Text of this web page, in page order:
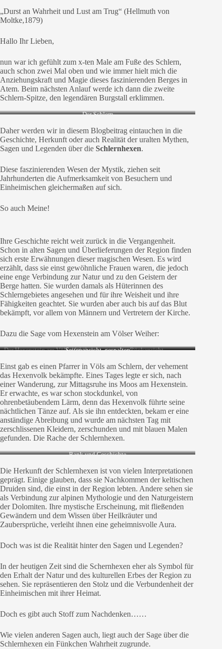
„Durst an Wahrheit und Lust am Trug“ (Hellmuth von
Moltke,1879)
Hallo Ihr Lieben,
nun war ich gefühlt zum x-ten Male am Fuße des Schlern,
auch schon zwei Mal oben und wie immer hielt mich die
Anziehungskraft und Magie dieses faszinierenden Berges in
Atem. Beim nächsten Anlauf werde ich dann die zweite
Schlern-Spitze, den legendären Burgstall erklimmen.
Der Schlern
Daher werden wir in diesem Blogbeitrag eintauchen in die
Geschichte, Herkunft oder auch Realität der uralten Mythen,
Sagen und Legenden über die Schlernhexen.
Diese faszinierenden Wesen der Mystik, ziehen seit
Jahrhunderten die Aufmerksamkeit von Besuchern und
Einheimischen gleichermaßen auf sich.
So auch Meine!
Ihre Geschichte reicht weit zurück in die Vergangenheit.
Schon in alten Sagen und Überlieferungen der Region finden
sich erste Erwähnungen dieser magischen Wesen. Es wird
erzählt, dass sie einst gewöhnliche Frauen waren, die jedoch
eine enge Verbindung zur Natur und zu den Geistern der
Berge hatten. Sie wurden damals als Hüterinnen des
Schlerngebietes angesehen und für ihre Weisheit und ihre
Fähigkeiten geachtet. Sie wurden aber auch bis auf das Blut
bekämpft, vor allem von Männern und Vertretern der Kirche.
Dazu die Sage vom Hexenstein am Völser Weiher:
Der Hexenstein am Völser Weiher Rückansicht
Seitenansicht, gespalten
Einst gab es einen Pfarrer in Völs am Schlern, der vehement
das Hexenvolk bekämpfte. Eines Tages legte er sich, nach
einer Wanderung, zur Mittagsruhe ins Moos am Hexenstein.
Er erwachte, es war schon stockdunkel, von
ohrenbetäubendem Lärm, denn das Hexenvolk führte seine
nächtlichen Tänze auf. Als sie ihn entdeckten, bekam er eine
anständige Abreibung und wurde am nächsten Tag mit
zerschlissenen Kleidern, zerschunden und mit blauen Malen
gefunden. Die Rache der Schlernhexen.
Bank und Geschichte
Die Herkunft der Schlernhexen ist von vielen Interpretationen
geprägt. Einige glauben, dass sie Nachkommen der keltischen
Druiden sind, die einst in der Region lebten. Andere sehen sie
als Verbindung zur alpinen Mythologie und den Naturgeistern
der Dolomiten. Ihre mystische Erscheinung, mit fließenden
Gewändern und dem Wissen über Heilkräuter und
Zaubersprüche, verleiht ihnen eine geheimnisvolle Aura.
Doch was ist die Realität hinter den Sagen und Legenden?
In der heutigen Zeit sind die Schernhexen eher als Symbol für
den Erhalt der Natur und des kulturellen Erbes der Region zu
sehen. Sie repräsentieren den Stolz und die Verbundenheit der
Einheimischen mit ihrer Heimat.
Doch es gibt auch Stoff zum Nachdenken……
Wie vielen anderen Sagen auch, liegt auch der Sage über die
Schlernhexen ein Fünkchen Wahrheit zugrunde.